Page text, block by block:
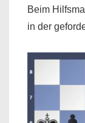
Beim
in der